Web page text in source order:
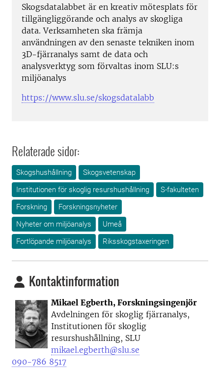
Skogsdatalabbet är en kreativ mötesplats för
tillgängliggörande och analys av skogliga
data. Verksamheten ska främja
användningen av den senaste tekniken inom
3D-fjärranalys samt de data och
analysverktyg som förvaltas inom SLU:s
miljöanalys
https://www.slu.se/skogsdatalabb
Relaterade sidor:
Skogshushållning
Skogsvetenskap
Institutionen för skoglig resurshushållning
S-fakulteten
Forskning
Forskningsnyheter
Nyheter om miljöanalys
Umeå
Fortlöpande miljöanalys
Riksskogstaxeringen
Kontaktinformation
Mikael Egberth, Forskningsingenjör
Avdelningen för skoglig fjärranalys,
Institutionen för skoglig
resurshushållning, SLU
mikael.egberth@slu.se
090-786 8517